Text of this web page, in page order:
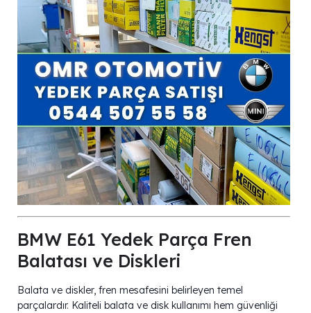
BMW E61 Yedek Parça Fren
Balatası ve Diskleri
Balata ve diskler, fren mesafesini belirleyen temel
parçalardır. Kaliteli balata ve disk kullanımı hem güvenliği